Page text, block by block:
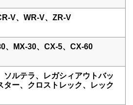
V、WR-V、ZR-V
、MX-30、CX-5、CX-60
ソルテラ、レガシィアウトバッ
ター、クロストレック、レック